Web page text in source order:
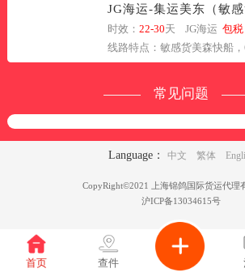
JG海运-集运美东（敏感
时效：22-30天 JG海运包税
线路特点：敏感货美森快船
常见问题
Language： 中文 繁体
CopyRight©2021 上海锦鸽国际货运代理
沪ICP备13034615号
首页 查件